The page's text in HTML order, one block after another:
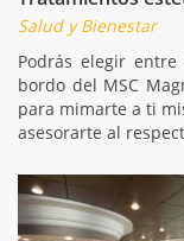
Salud y Bienestar
Podrás elegir
bordo del MSC
para mimarte a ti
asesorarte al